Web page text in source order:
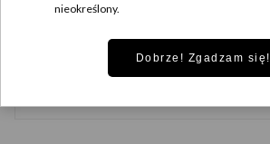
nieokreślony.
Dobrze! Zgadzam się!